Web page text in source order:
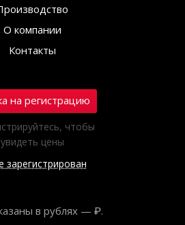
О компании
Контакты
на регистрацию
чтобы
увидеть цены
зарегистрирован
в рублях — ₽.